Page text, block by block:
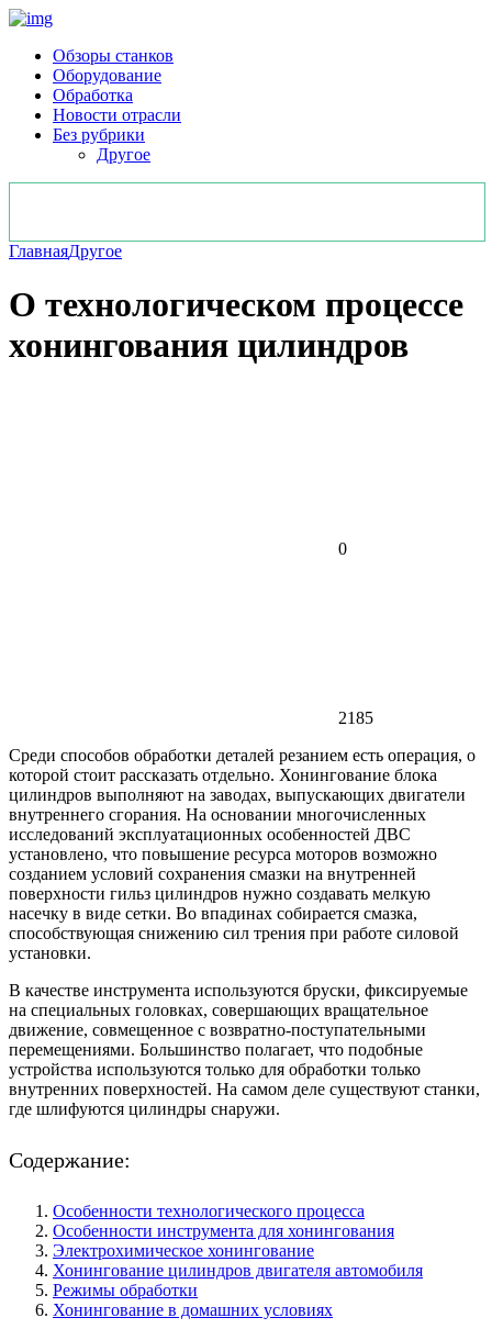
Обзоры станков
Оборудование
Обработка
Новости отрасли
Без рубрики
Другое
ГлавнаяДругое
О технологическом процессе
хонингования цилиндров
0
2185
Среди способов обработки деталей резанием есть операция, о
которой стоит рассказать отдельно. Хонингование блока
цилиндров выполняют на заводах, выпускающих двигатели
внутреннего сгорания. На основании многочисленных
исследований эксплуатационных особенностей ДВС
установлено, что повышение ресурса моторов возможно
созданием условий сохранения смазки на внутренней
поверхности гильз цилиндров нужно создавать мелкую
насечку в виде сетки. Во впадинах собирается смазка,
способствующая снижению сил трения при работе силовой
установки.
В качестве инструмента используются бруски, фиксируемые
на специальных головках, совершающих вращательное
движение, совмещенное с возвратно-поступательными
перемещениями. Большинство полагает, что подобные
устройства используются только для обработки только
внутренних поверхностей. На самом деле существуют станки,
где шлифуются цилиндры снаружи.
Содержание:
Особенности технологического процесса
Особенности инструмента для хонингования
Электрохимическое хонингование
Хонингование цилиндров двигателя автомобиля
Режимы обработки
Хонингование в домашних условиях